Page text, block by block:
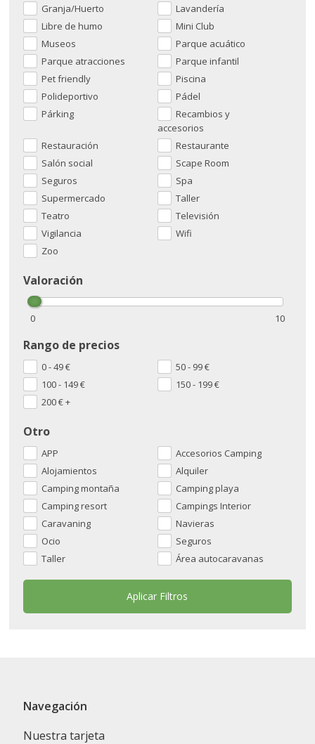
Otro
APP
Accesorios Camping
Alojamientos
Alquiler
Camping montaña
Camping playa
Camping resort
Campings Interior
Caravaning
Navieras
Ocio
Seguros
Taller
Área autocaravanas
Granja/Huerto
Lavandería
Libre de humo
Mini Club
Museos
Parque acuático
Parque atracciones
Parque infantil
Pet friendly
Piscina
Polideportivo
Pádel
Párking
Recambios y
accesorios
Restauración
Restaurante
Salón social
Scape Room
Seguros
Spa
Supermercado
Taller
Teatro
Televisión
Vigilancia
Wifi
Zoo
Valoración
0 10
Rango de precios
0 - 49€ 50 - 99€
100 - 149€ 150 - 199€
200€+
Navegación
Nuestra tarjeta